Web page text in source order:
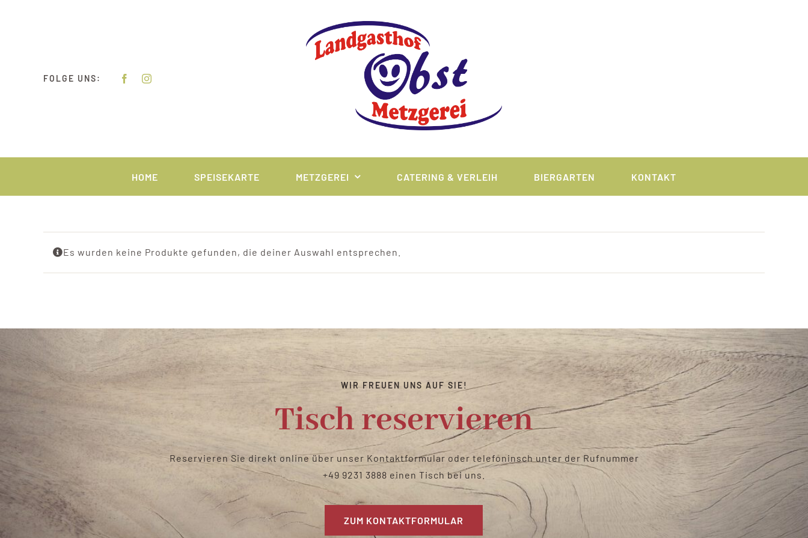
FOLGE UNS:
HOME SPEISEKARTE METZGEREI CATERING & VERLEIH BIERGARTEN KONTAKT
Es wurden keine Produkte gefunden, die deiner Auswahl entsprechen.
WIR FREUEN UNS AUF SIE!
Tisch reservieren
Reservieren Sie direkt online über unser Kontaktformular oder telefoninsch unter der Rufnummer
+49 9231 3888 einen Tisch bei uns
ZUM KONTAKTFORMULAR